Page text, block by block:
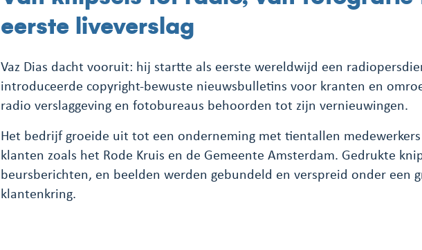
eerste liveverslag
Vaz Dias dacht vooruit: hij startte als eerste wereldwijd een
introduceerde copyright-bewuste nieuwsbulletins voor kranten en
radio verslaggeving en fotobureaus behoorden tot zijn vernieuwingen.
Het bedrijf groeide uit tot een onderneming met tientallen
klanten zoals het Rode Kruis en de Gemeente Amsterdam. Gedrukte
beursberichten, en beelden werden gebundeld en verspreid onder een
klantenkring.